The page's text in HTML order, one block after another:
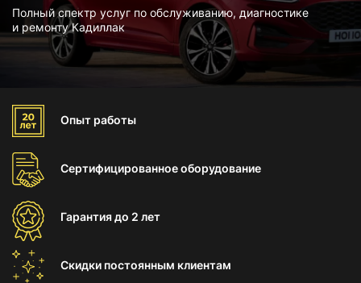
Полный спектр услуг по обслуживанию, диагностике
и ремонту Кадиллак
Опыт работы
Сертифицированноеоборудование
Гарантиядо 2 лет
Скидки постоянным клиентам